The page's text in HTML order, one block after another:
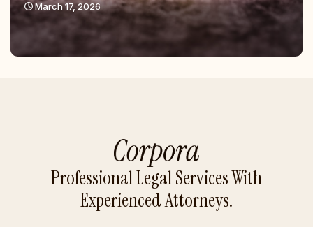
March 17, 2026
Professional Legal Services With
Experienced Attorneys.